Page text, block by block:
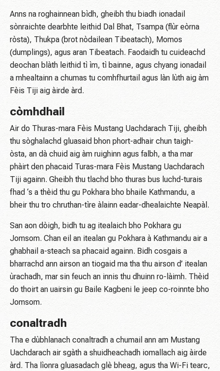
Anns na roghainnean bìdh, gheibh thu biadh ionadail
sònraichte dearbhte leithid Dal Bhat, Tsampa (flùr eòrna
ròsta), Thukpa (brot nòdailean Tibeatach), Momos
(dumplings), agus aran Tibeatach. Faodaidh tu cuideachd
deochan blàth leithid tì ìm, tì bainne, agus chyang ionadail
a mhealtainn a chumas tu comhfhurtail agus làn lùth aig àm
Fèis Tiji aig àirde àrd.
còmhdhail
Air do Thuras-mara Fèis Mustang Uachdarach Tiji, gheibh
thu sòghalachd gluasaid bhon phort-adhair chun taigh-
òsta, an dà chuid aig àm ruighinn agus falbh, a tha mar
phàirt den phacaid Turas-mara Fèis Mustang Uachdarach
Tiji againn. Gheibh thu tlachd bho thuras bus luchd-turais
fhad ‘s a thèid thu gu Pokhara bho bhaile Kathmandu, a
bheir thu tro chruthan-tìre àlainn eadar-dhealaichte Neapàl.
San aon dòigh, bidh tu ag itealaich bho Pokhara gu
Jomsom. Chan eil an itealan gu Pokhara à Kathmandu air a
ghabhail a-steach sa phacaid againn. Bidh cosgais a
bharrachd ann airson an tiogaid ma tha thu airson d’ itealan
ùrachadh, mar sin feuch an innis thu dhuinn ro-làimh. Thèid
do thoirt an uairsin gu Baile Kagbeni le jeep co-roinnte bho
Jomsom.
conaltradh
Tha e dùbhlanach conaltradh a chumail ann am Mustang
Uachdarach air sgàth a shuidheachadh iomallach aig àirde
àrd. Tha lìonra gluasadach glè bheag, agus tha Wi-Fi tearc,